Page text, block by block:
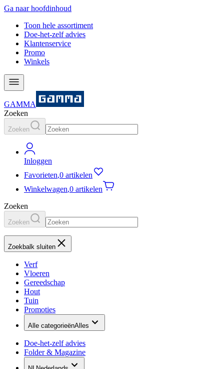
Ga naar hoofdinhoud
Toon hele assortiment
Doe-het-zelf advies
Klantenservice
Promo
Winkels
GAMMA
Zoeken
Zoeken
Inloggen
Favorieten,0 artikelen
Winkelwagen,0 artikelen
Zoeken
Zoeken
Zoekbalk sluiten
Verf
Vloeren
Gereedschap
Hout
Tuin
Promoties
Alle categorieënAlles
Doe-het-zelf advies
Folder & Magazine